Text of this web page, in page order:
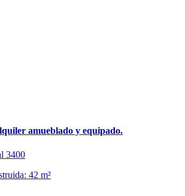
amueblado y equipado.
3400
42 m²